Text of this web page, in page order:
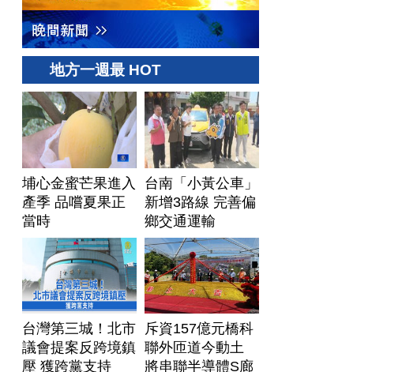
地方一週最 HOT
埔心金蜜芒果進入
產季 品嚐夏果正
當時
台南「小黃公車」
新增3路線 完善偏
鄉交通運輸
台灣第三城！北市
議會提案反跨境鎮
壓 獲跨黨支持
斥資157億元橋科
聯外匝道今動土
將串聯半導體S廊